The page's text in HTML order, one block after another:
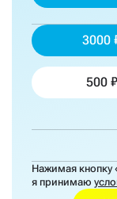
3000
500
Нажимая кнопку
я принимаю